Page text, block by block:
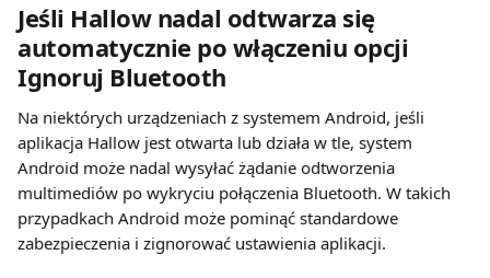
Jeśli Hallow nadal odtwarza się
automatycznie po włączeniu opcji
Ignoruj Bluetooth
Na niektórych urządzeniach z systemem Android, jeśli
aplikacja Hallow jest otwarta lub działa w tle, system
Android może nadal wysyłać żądanie odtworzenia
multimediów po wykryciu połączenia Bluetooth. W takich
przypadkach Android może pominąć standardowe
zabezpieczenia i zignorować ustawienia aplikacji.